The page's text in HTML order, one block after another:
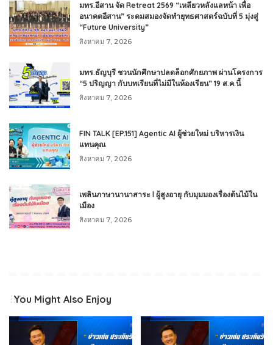
มทร.อีสาน จัด Retreat 2569 “เหลียวหลังแลหน้า เพื่อ
อนาคตอีสาน” ระดมสมองจัดทำยุทธศาสตร์ฉบับที่ 5 มุ่งสู่
“Future University”
สิงหาคม 7, 2026
มทร.ธัญบุรี ชวนนักศึกษาปลดล็อกศักยภาพ ผ่านโครงการ
“5 ปริญญา กับบทเรียนที่ไม่มีในห้องเรียน” 19 ส.ค.นี้
สิงหาคม 7, 2026
FIN TALK [EP.151] Agentic AI ผู้ช่วยใหม่ บริหารเงิน
แทนคุณ
สิงหาคม 7, 2026
เพลินภาษานานาสาระ l ผู้สูงอายุ กับมุมมองเรื่องต้นไม้ใน
เมือง
สิงหาคม 7, 2026
You Might Also Enjoy